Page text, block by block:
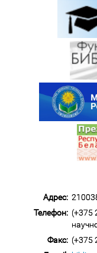
Адрес:
Телефон: (+375
Факс: (+375